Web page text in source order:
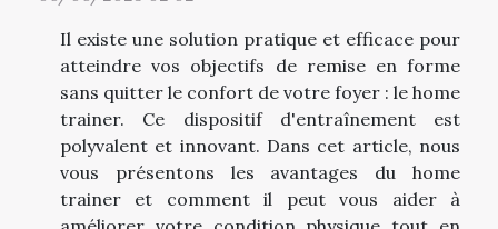
Il existe une solution pratique et efficace pour
atteindre vos objectifs de remise en forme
sans quitter le confort de votre foyer : le home
trainer. Ce dispositif d'entraînement est
polyvalent et innovant. Dans cet article, nous
vous présentons les avantages du home
trainer et comment il peut vous aider à